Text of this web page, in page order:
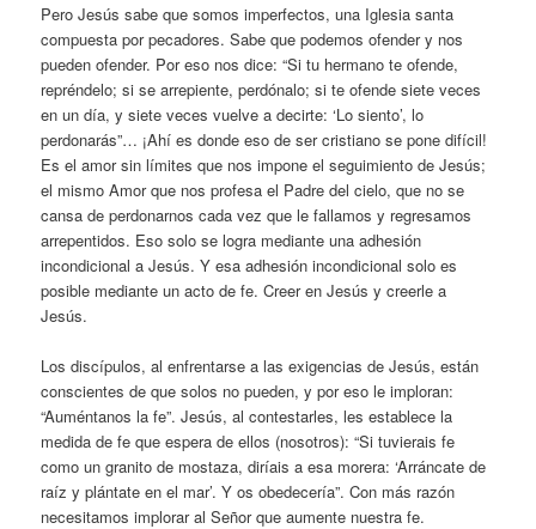
Pero Jesús sabe que somos imperfectos, una Iglesia santa
compuesta por pecadores. Sabe que podemos ofender y nos
pueden ofender. Por eso nos dice: “Si tu hermano te ofende,
repréndelo; si se arrepiente, perdónalo; si te ofende siete veces
en un día, y siete veces vuelve a decirte: ‘Lo siento’, lo
perdonarás”… ¡Ahí es donde eso de ser cristiano se pone difícil!
Es el amor sin límites que nos impone el seguimiento de Jesús;
el mismo Amor que nos profesa el Padre del cielo, que no se
cansa de perdonarnos cada vez que le fallamos y regresamos
arrepentidos. Eso solo se logra mediante una adhesión
incondicional a Jesús. Y esa adhesión incondicional solo es
posible mediante un acto de fe. Creer en Jesús y creerle a
Jesús.
Los discípulos, al enfrentarse a las exigencias de Jesús, están
conscientes de que solos no pueden, y por eso le imploran:
“Auméntanos la fe”. Jesús, al contestarles, les establece la
medida de fe que espera de ellos (nosotros): “Si tuvierais fe
como un granito de mostaza, diríais a esa morera: ‘Arráncate de
raíz y plántate en el mar’. Y os obedecería”. Con más razón
necesitamos implorar al Señor que aumente nuestra fe.